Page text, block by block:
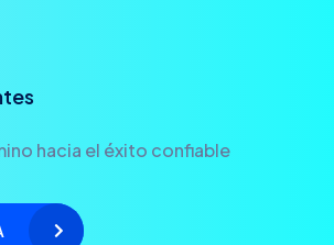
hacia el éxito confiable